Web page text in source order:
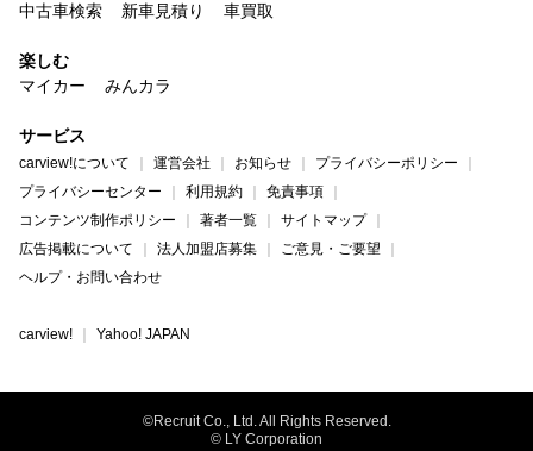
中古車検索
新車見積り 車買取
楽しむ
マイカー
みんカラ
サービス
carview!について 運営会社 お知らせ
プライバシーポリシー
プライバシーセンター
利用規約
免責事項
コンテンツ制作ポリシー
著者一覧
サイトマップ
広告掲載について
法人加盟店募集
ご意見・ご要望
ヘルプ・お問い合わせ
carview! Yahoo! JAPAN
©Recruit Co., Ltd. All Rights Reserved.
© LY Corporation